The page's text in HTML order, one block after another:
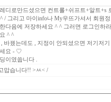
디로만드셨으면 컨트롤+쉬프트+알트+s
/ 그리고 마이info나 My우뜨가셔서 회원
다음에 저장하세요 ^ ^ 그러면 로그인하
^ ^
, 바꿨는데도 , 지정이 안되셨으면 저기저
요 - ♡
이였쑵니다 .
맙습니다!! >ㅆ< /